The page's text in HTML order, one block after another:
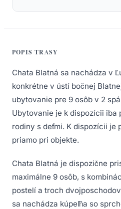
POPIS TRASY
Chata Blatná sa nachádza v
konkrétne v ústí bočnej
ubytovanie pre 9 osôb v 2
Ubytovanie je k dispozícii iba
rodiny s deťmi. K dispozícii je
priamo pri objekte.
Chata Blatná je dispozične
maximálne 9 osôb, s
postelí a troch
sa nachádza kúpeľňa so